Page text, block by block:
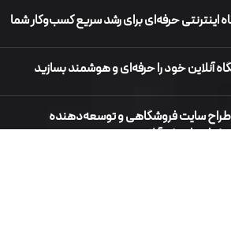
اینترنتی حرفه‌ای برای رشد سریع کسب‌وکار شما
آنلاین خود را حرفه‌ای و هوشمند بسازید
طراح سایت فروشگاهی و توسعه‌دهنده
فروش آنلاین